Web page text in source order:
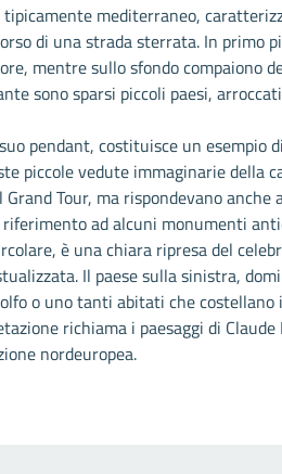
mediterraneo,
di una strada sterrata. In primo
mentre sullo sfondo
sono sparsi piccoli paesi,
pendant, costituisce un esempio
piccole vedute immaginarie della
Tour, ma rispondevano anche
riferimento ad alcuni monumenti
è una chiara ripresa del
Il paese sulla sinistra,
o uno tanti abitati che
richiama i paesaggi di
nordeuropea.